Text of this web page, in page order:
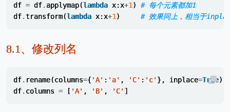
df = df. applymap(lambda x:x+1 )
# 每个元素都加1
df.transform(lambda x:x+1 ) # 效果同上，相当于
8.1、 修改列名
df. rename(columns={ 'A' : 'a' , 'C' : 'c' }, inplace=True)
df. columns = [ 'A' , 'B' , 'C' ]